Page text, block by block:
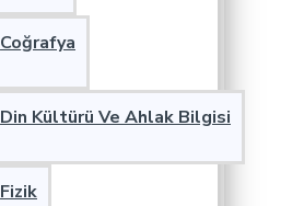
Coğrafya
Din Kültürü Ve Ahlak Bilgisi
Fizik